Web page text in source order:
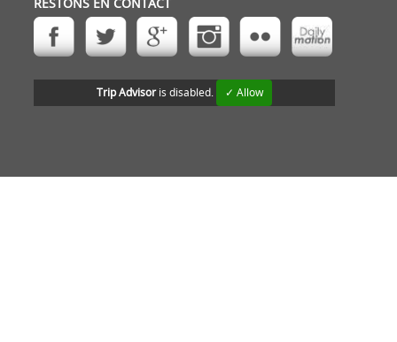
RESTONS EN CONTACT
Trip Advisoris disabled. ✓ Allow